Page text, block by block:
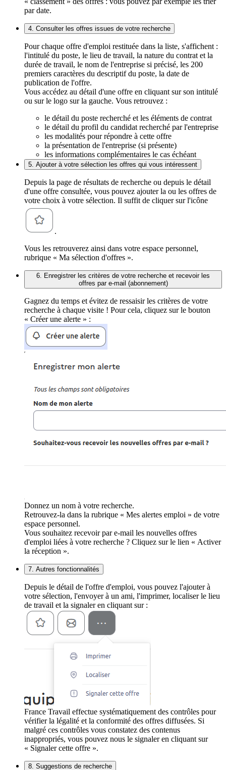
par date.
4. Consulter les offres issues de votre recherche
Pour chaque offre d'emploi restituée dans la liste, s'affichent :
l'intitulé du poste, le lieu de travail, la nature du contrat et la
durée de travail, le nom de l'entreprise si précisé, les 200
premiers caractères du descriptif du poste, la date de
publication de l'offre.
Vous accédez au détail d'une offre en cliquant sur son intitulé
ou sur le logo sur la gauche. Vous retrouvez :
le détail du poste recherché et les éléments de contrat
le détail du profil du candidat recherché par l'entreprise
les modalités pour répondre à cette offre
la présentation de l'entreprise (si présente)
les informations complémentaires le cas échéant
5. Ajouter à votre sélection les offres qui vous intéressent
Depuis la page de résultats de recherche ou depuis le détail
d'une offre consultée, vous pouvez ajouter la ou les offres de
votre choix à votre sélection. Il suffit de cliquer sur l'icône
.
Vous les retrouverez ainsi dans votre espace personnel,
rubrique « Ma sélection d'offres ».
6. Enregistrer les critères de votre recherche et recevoir les
offres par e-mail (abonnement)
Gagnez du temps et évitez de ressaisir les critères de votre
recherche à chaque visite ! Pour cela, cliquez sur le bouton
« Créer une alerte » :
Donnez un nom à votre recherche.
Retrouvez-la dans la rubrique « Mes alertes emploi » de votre
espace personnel.
Vous souhaitez recevoir par e-mail les nouvelles offres
d'emploi liées à votre recherche ? Cliquez sur le lien « Activer
la réception ».
7. Autres fonctionnalités
Depuis le détail de l'offre d'emploi, vous pouvez l'ajouter à
votre sélection, l'envoyer à un ami, l'imprimer, localiser le lieu
de travail et la signaler en cliquant sur :
France Travail effectue systématiquement des contrôles pour
vérifier la légalité et la conformité des offres diffusées. Si
malgré ces contrôles vous constatez des contenus
inappropriés, vous pouvez nous le signaler en cliquant sur
« Signaler cette offre ».
8. Suggestions de recherche